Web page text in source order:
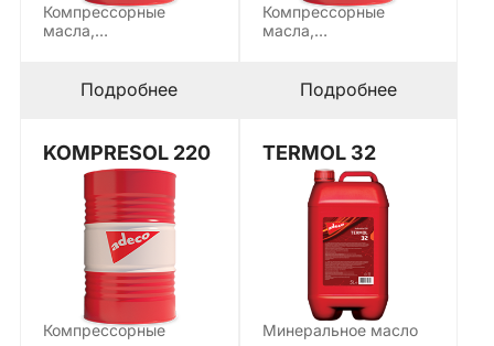
Компрессорные
масла,
роторных воздушных
компрессоров…
Подробнее
Компрессорные
масла,
роторных воздушных
компрессоров…
Подробнее
KOMPRESOL 220
Компрессорные
TERMOL 32
Минеральное масло